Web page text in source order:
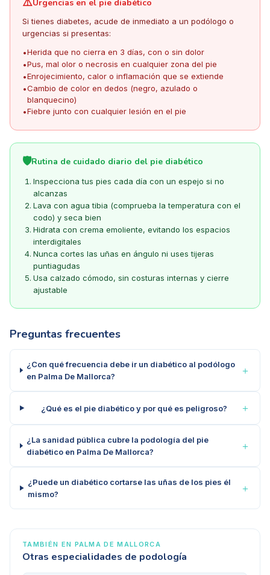
Urgencias en el pie diabético
Si tienes diabetes, acude de inmediato a un podólogo o
urgencias si presentas:
•Herida que no cierra en 3 días, con o sin dolor
•Pus, mal olor o necrosis en cualquier zona del pie
•Enrojecimiento, calor o inflamación que se extiende
•Cambio de color en dedos (negro, azulado o
blanquecino)
•Fiebre junto con cualquier lesión en el pie
🛡️Rutina de cuidado diario del pie diabético
Inspecciona tus pies cada día con un espejo si no
alcanzas
Lava con agua tibia (comprueba la temperatura con el
codo) y seca bien
Hidrata con crema emoliente, evitando los espacios
interdigitales
Nunca cortes las uñas en ángulo ni uses tijeras
puntiagudas
Usa calzado cómodo, sin costuras internas y cierre
ajustable
Preguntas frecuentes
¿Con qué frecuencia debe ir un diabético al podólogo
en Palma De Mallorca?
＋
¿Qué es el pie diabético y por qué es peligroso? ＋
¿La sanidad pública cubre la podología del pie
diabético en Palma De Mallorca?
＋
¿Puede un diabético cortarse las uñas de los pies él
mismo?
＋
TAMBIÉN EN PALMA DE MALLORCA
Otras especialidades de podología